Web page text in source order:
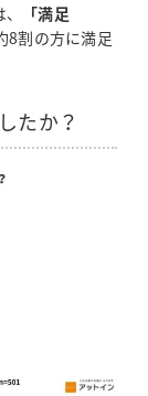
「満足
8割の方に満足
たか？